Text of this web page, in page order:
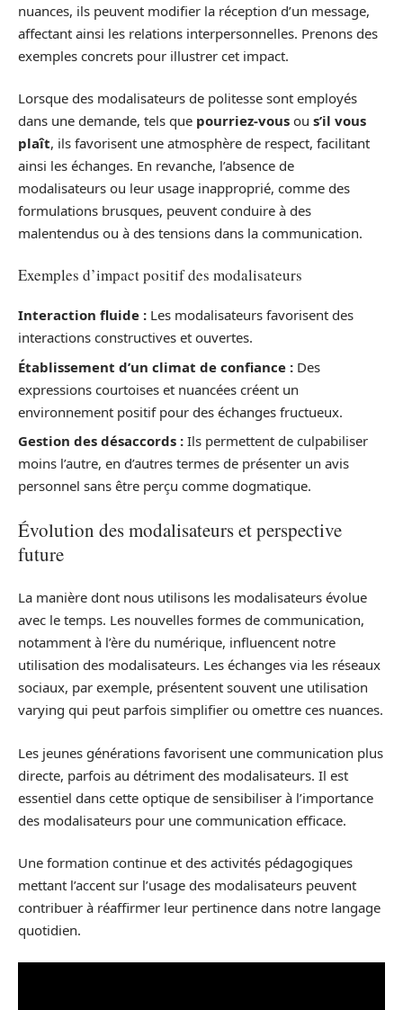
nuances, ils peuvent modifier la réception d’un message,
affectant ainsi les relations interpersonnelles. Prenons des
exemples concrets pour illustrer cet impact.
Lorsque des modalisateurs de politesse sont employés
dans une demande, tels que pourriez-vous ou s’il vous
plaît, ils favorisent une atmosphère de respect, facilitant
ainsi les échanges. En revanche, l’absence de
modalisateurs ou leur usage inapproprié, comme des
formulations brusques, peuvent conduire à des
malentendus ou à des tensions dans la communication.
Exemples d’impact positif des modalisateurs
Interaction fluide : Les modalisateurs favorisent des
interactions constructives et ouvertes.
Établissement d’un climat de confiance : Des
expressions courtoises et nuancées créent un
environnement positif pour des échanges fructueux.
Gestion des désaccords : Ils permettent de culpabiliser
moins l’autre, en d’autres termes de présenter un avis
personnel sans être perçu comme dogmatique.
Évolution des modalisateurs et perspective
future
La manière dont nous utilisons les modalisateurs évolue
avec le temps. Les nouvelles formes de communication,
notamment à l’ère du numérique, influencent notre
utilisation des modalisateurs. Les échanges via les réseaux
sociaux, par exemple, présentent souvent une utilisation
varying qui peut parfois simplifier ou omettre ces nuances.
Les jeunes générations favorisent une communication plus
directe, parfois au détriment des modalisateurs. Il est
essentiel dans cette optique de sensibiliser à l’importance
des modalisateurs pour une communication efficace.
Une formation continue et des activités pédagogiques
mettant l’accent sur l’usage des modalisateurs peuvent
contribuer à réaffirmer leur pertinence dans notre langage
quotidien.